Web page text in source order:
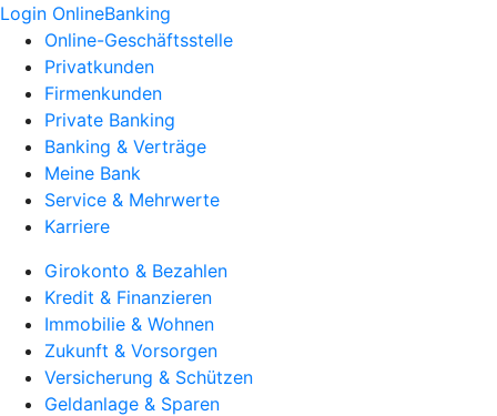
Login OnlineBanking
Online-Geschäftsstelle
Privatkunden
Firmenkunden
Private Banking
Banking & Verträge
Meine Bank
Service & Mehrwerte
Karriere
Girokonto & Bezahlen
Kredit & Finanzieren
Immobilie & Wohnen
Zukunft & Vorsorgen
Versicherung & Schützen
Geldanlage & Sparen